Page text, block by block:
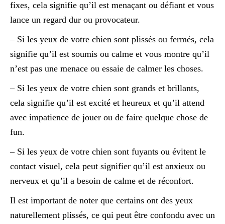
fixes, cela signifie qu’il est menaçant ou défiant et vous
lance un regard dur ou provocateur.
– Si les yeux de votre chien sont plissés ou fermés, cela
signifie qu’il est soumis ou calme et vous montre qu’il
n’est pas une menace ou essaie de calmer les choses.
– Si les yeux de votre chien sont grands et brillants,
cela signifie qu’il est excité et heureux et qu’il attend
avec impatience de jouer ou de faire quelque chose de
fun.
– Si les yeux de votre chien sont fuyants ou évitent le
contact visuel, cela peut signifier qu’il est anxieux ou
nerveux et qu’il a besoin de calme et de réconfort.
Il est important de noter que certains ont des yeux
naturellement plissés, ce qui peut être confondu avec un